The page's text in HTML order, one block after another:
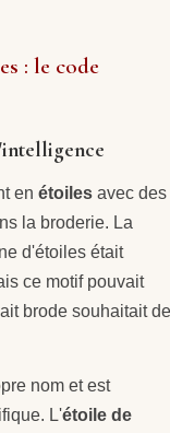
: le code
en étoiles avec des
la broderie. La
d'étoiles était
ce motif pouvait
brode souhaitait de
nom et est
L'étoile de